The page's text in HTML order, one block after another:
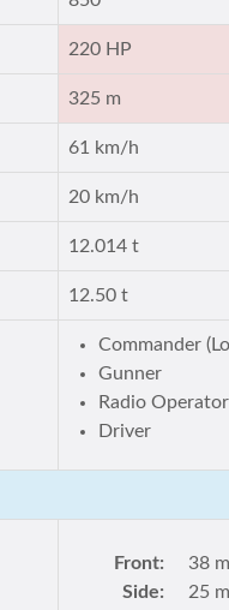
220 HP
325 m
61 km/h
20 km/h
12.014 t
12.50 t
Commander
Gunner
Radio Operator
Driver
Front:
38
Side:
25